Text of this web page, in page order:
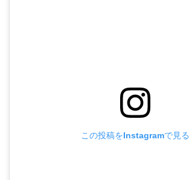
この投稿をInstagramで見る